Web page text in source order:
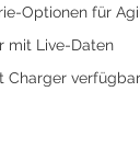
Optionen für
mit Live-Daten
Charger verfügbar